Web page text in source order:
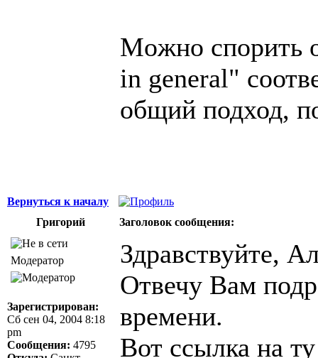
Moжно спорить
in general"
общий подход,
Вернуться к началу
Григорий
Заголовок сообщения:
Модератор
Зарегистрирован:
Сб сен 04, 2004 8:18
pm
Сообщения: 4795
Здравствуйте,
Отвечу Вам
времени.
Вот ссылка на